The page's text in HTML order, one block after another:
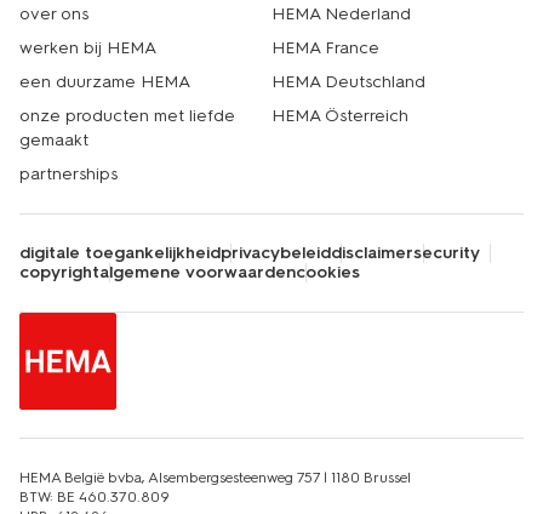
over ons
werken bij HEMA
een duurzame HEMA
onze producten met liefde
gemaakt
partnerships
HEMA Nederland
HEMA France
HEMA Deutschland
HEMA Österreich
digitale toegankelijkheidprivacybeleiddisclaimersecurity
copyrightalgemene voorwaardencookies
HEMA België bvba, Alsembergsesteenweg 757 | 1180 Brussel
BTW: BE 460.370.809